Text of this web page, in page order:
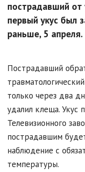
пострадавший
первый укус был
раньше, 5 апреля.
Пострадавший
только через два
удалил клеща. Укус
Телевизионного
пострадавшим
наблюдение с
температуры.